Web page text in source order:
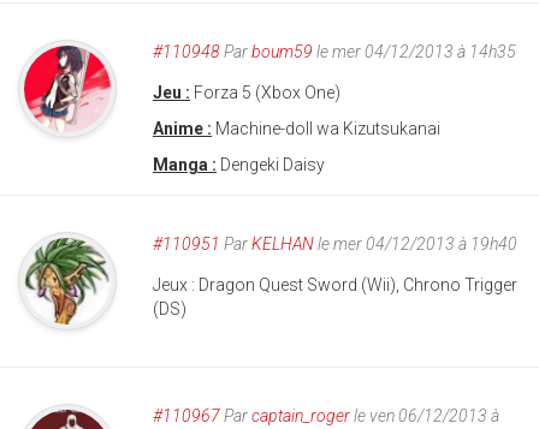
#110948Parboum59 le mer 04/12/2013 à 14h35
Jeu : Forza 5 (Xbox One)
Anime : Machine-doll wa Kizutsukanai
Manga : Dengeki Daisy
#110951 ParKELHANle mer 04/12/2013 à 19h40
Jeux : Dragon Quest Sword (Wii), Chrono Trigger
(DS)
#110967Parcaptain_rogerle ven 06/12/2013 à